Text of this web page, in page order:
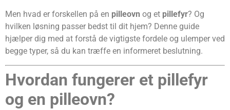
Men hvad er forskellen på en pilleovn og et pillefyr? Og
hvilken løsning passer bedst til dit hjem? Denne guide
hjælper dig med at forstå de vigtigste fordele og ulemper ved
begge typer, så du kan træffe en informeret beslutning.
Hvordan fungerer et pillefyr
og en pilleovn?